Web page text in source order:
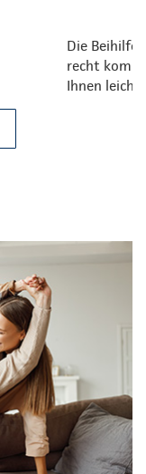
Die
recht
Ihnen leicht.